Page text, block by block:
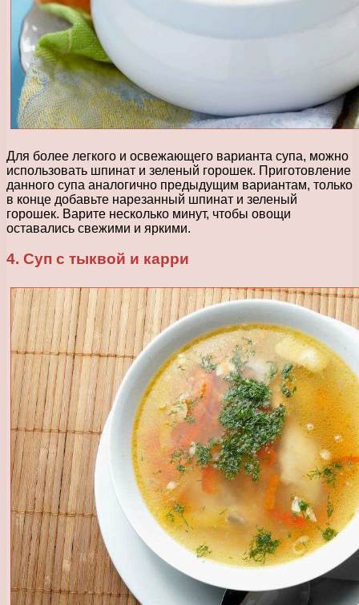
Для более легкого и освежающего варианта супа, можно
использовать шпинат и зеленый горошек. Приготовление
данного супа аналогично предыдущим вариантам, только
в конце добавьте нарезанный шпинат и зеленый
горошек. Варите несколько минут, чтобы овощи
оставались свежими и яркими.
4. Суп с тыквой и карри